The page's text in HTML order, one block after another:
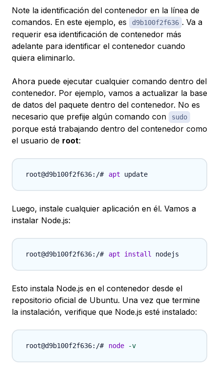
Note la identificación del contenedor en la línea de
comandos. En este ejemplo, es
d9b100f2f636 . Va a
requerir esa identificación de contenedor más
adelante para identificar el contenedor cuando
quiera eliminarlo.
Ahora puede ejecutar cualquier comando dentro del
contenedor. Por ejemplo, vamos a actualizar la base
de datos del paquete dentro del contenedor. No es
necesario que prefije algún comando con
sudo
porque está trabajando dentro del contenedor como
el usuario de root:
apt
Luego, instale cualquier aplicación en él. Vamos a
instalar Node.js:
apt install
Esto instala Node.js en el contenedor desde el
repositorio oficial de Ubuntu. Una vez que termine
la instalación, verifique que Node.js esté instalado:
node -v